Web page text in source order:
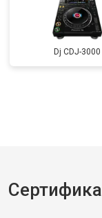
Dj CDJ-3000